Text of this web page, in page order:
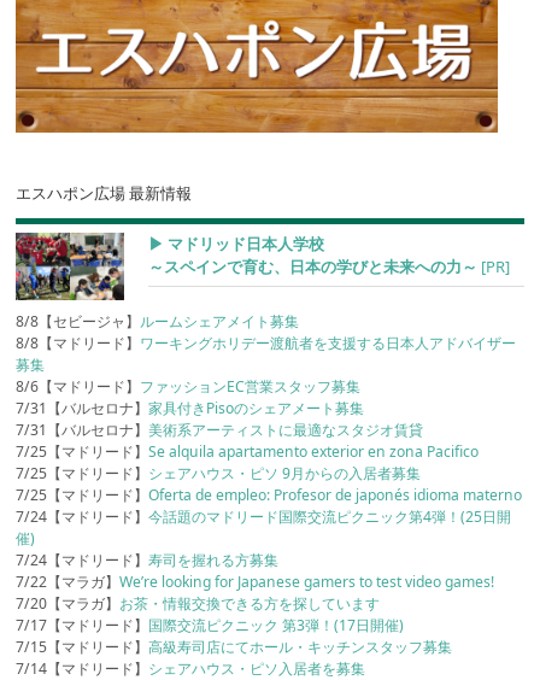
エスハポン広場 最新情報
▶︎ マドリッド日本人学校
～スペインで育む、日本の学びと未来への力～ [PR]
8/8【セビージャ】 ルームシェアメイト募集
8/8【マドリード】 ワーキングホリデー渡航者を支援する日本人アドバイザー
募集
8/6【マドリード】 ファッションEC営業スタッフ募集
7/31【バルセロナ】家具付きPisoのシェアメート募集
7/31【バルセロナ】美術系アーティストに最適なスタジオ賃貸
7/25【マドリード】Se alquila apartamento exterior en zona Pacifico
7/25【マドリード】 シェアハウス・ピソ 9月からの入居者募集
7/25【マドリード】Oferta de empleo: Profesor de japonés idioma materno
7/24【マドリード】今話題のマドリード国際交流ピクニック第4弾！(25日開
催)
7/24【マドリード】寿司を握れる方募集
7/22【マラガ】We’re looking for Japanese gamers to test video games!
7/20【マラガ】 お茶・情報交換できる方を探しています
7/17【マドリード】 国際交流ピクニック 第3弾！(17日開催)
7/15【マドリード】高級寿司店にてホール・キッチンスタッフ募集
7/14【マドリード】 シェアハウス・ピソ入居者を募集